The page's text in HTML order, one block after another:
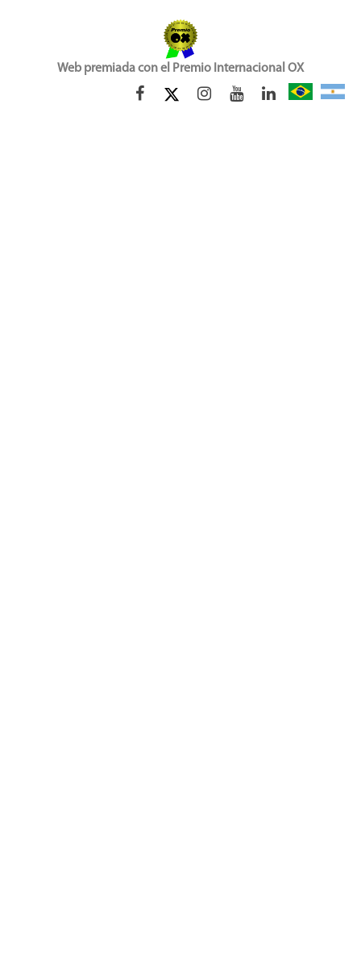
Web premiada con el Premio Internacional OX